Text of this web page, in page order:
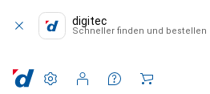
digitec
Schneller finden und bestellen
Einstellungen
Kundenkonto
Vergleichslisten
Merklisten
Warenkorb